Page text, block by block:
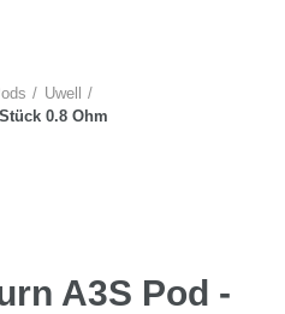
Uwell
0.8 Ohm
A3S Pod -